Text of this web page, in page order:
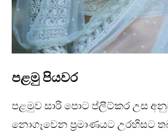
පළමු පියවර
පළමුව සාරි පොට ප්ලීට්කර උස
නොගෑවෙන ප්‍රමාණයට උරහිසට